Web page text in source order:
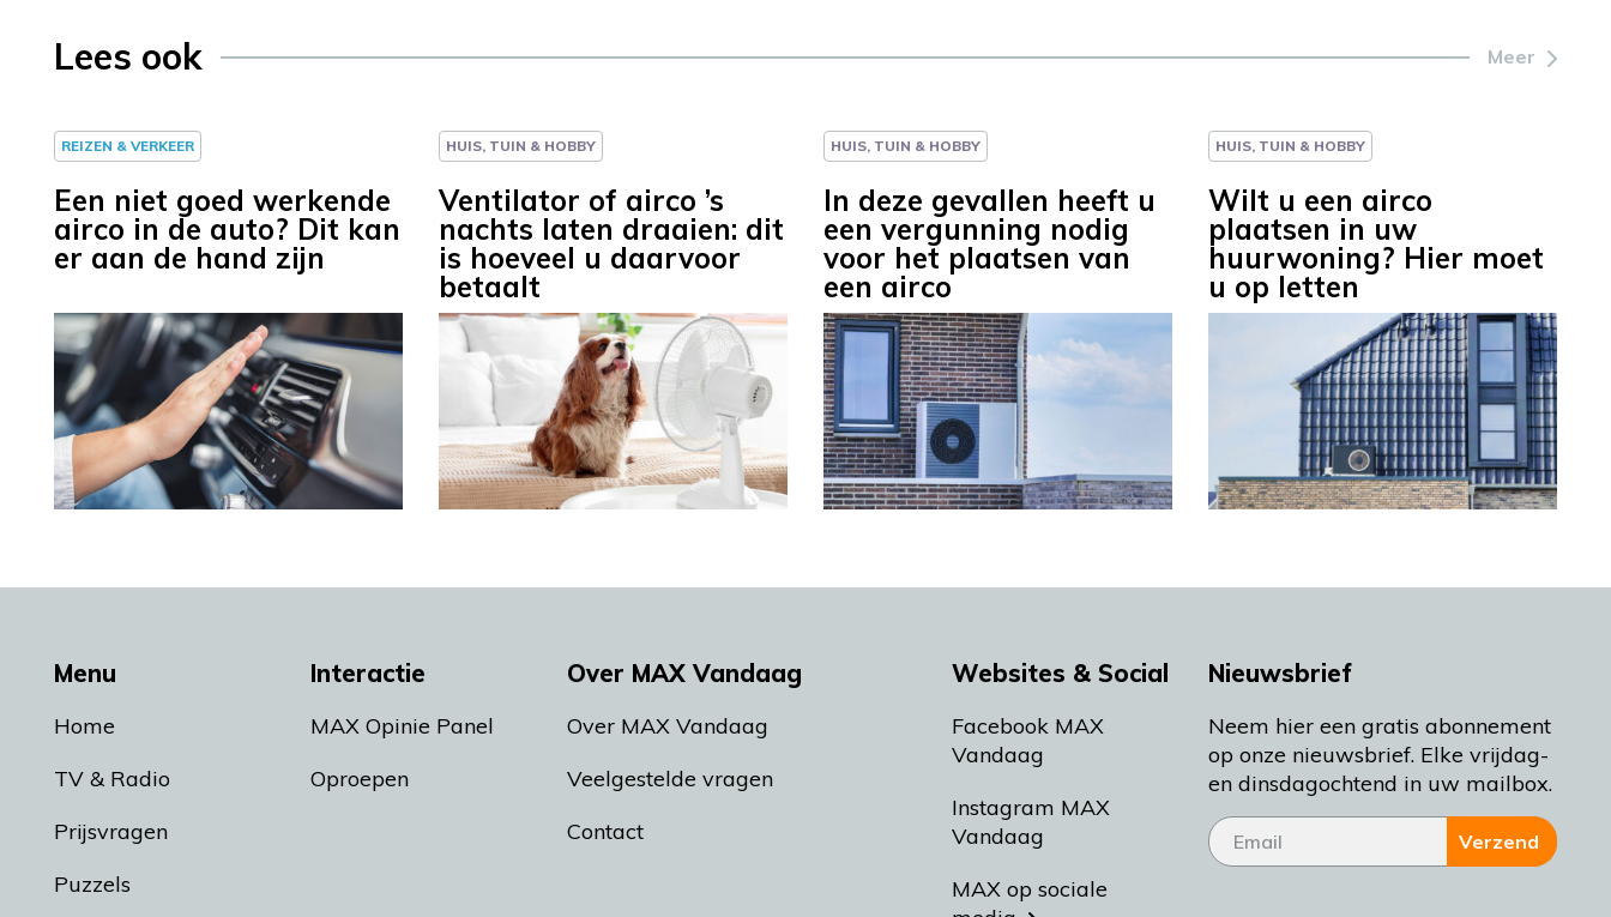
Lees ook Meer
REIZEN & VERKEER
Een niet goed werkende
airco in de auto? Dit kan
er aan de hand zijn
HUIS, TUIN & HOBBY
Ventilator of airco ’s
nachts laten draaien: dit
is hoeveel u daarvoor
betaalt
HUIS, TUIN & HOBBY
In deze gevallen heeft u
een vergunning nodig
voor het plaatsen van
een airco
HUIS, TUIN & HOBBY
Wilt u een airco
plaatsen in uw
huurwoning? Hier moet
u op letten
Menu
Home
TV & Radio
Prijsvragen
Puzzels
Interactie
MAX Opinie Panel
Oproepen
Over MAX Vandaag
Over MAX Vandaag
Veelgestelde vragen
Contact
Websites & Social
Facebook MAX
Vandaag
Instagram MAX
Vandaag
MAX op sociale
Nieuwsbrief
Neem hier een gratis abonnement
op onze nieuwsbrief. Elke vrijdag-
en dinsdagochtend in uw mailbox.
Verzend